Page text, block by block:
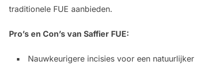
traditionele FUE aanbieden.
Pro’s en Con’s van Saffier FUE:
Nauwkeurigere incisies voor een natuurlijker